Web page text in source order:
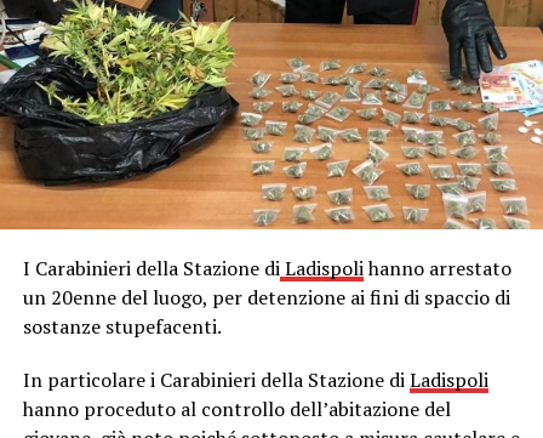
I Carabinieri della Stazione diLadispolihanno arrestato
un 20enne del luogo, per detenzione ai fini di spaccio di
sostanze stupefacenti.
In particolare i Carabinieri della Stazione diLadispoli
hanno proceduto al controllo dell’abitazione del